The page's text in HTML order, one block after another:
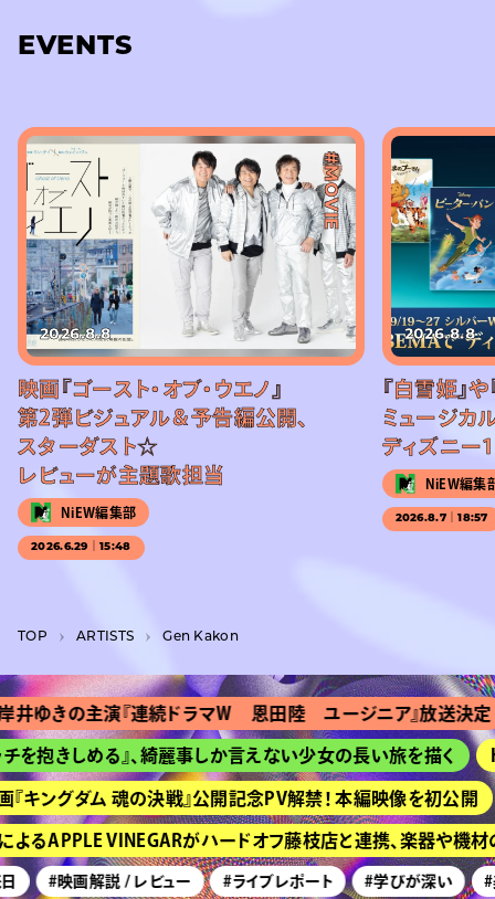
EVENTS
#MOVIE
2026.8.8
映画『ゴースト・オブ・ウエノ』
第2弾ビジュアル＆予告編公開、
スターダスト☆
レビューが主題歌担当
NiEW編集部
2026.6.29｜15:48
2026.8.8
『白雪姫』
ミュージカル
ディズニー
NiEW編集
2026.8.7｜18:57
TOP A­R­T­I­S­T­S Gen Kakon
ゆきの主演『連続ドラマＷ 恩田陸 ユージニア』放送決定
抱きしめる』、綺麗事しか言えない少女の長い旅を描く
ングダム 魂の決戦』公開記念PV解禁！ 本編映像を初公開
るAPPLE VINEGARがハードオフ藤枝店と連携、楽器や機材
#映画解説 / レビュー #ライブレポート #学びが深い #美